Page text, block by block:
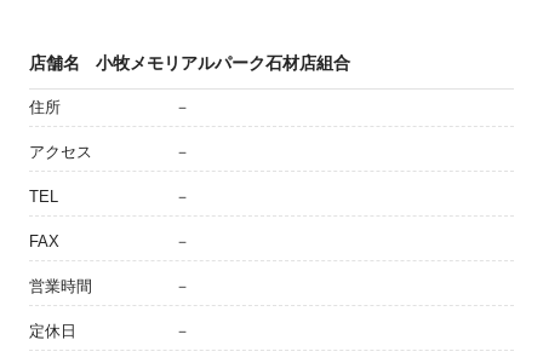
店舗名 小牧メモリアルパーク石材店組合
住所 －
アクセス －
TEL －
FAX －
営業時間 －
定休日 －